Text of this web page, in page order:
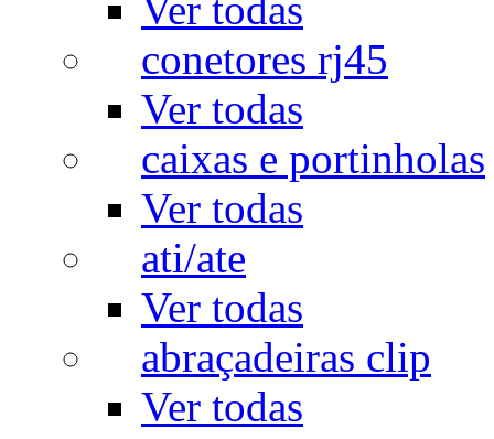
Ver todas
conetores rj45
Ver todas
caixas e portinholas
Ver todas
ati/ate
Ver todas
abraçadeiras clip
Ver todas